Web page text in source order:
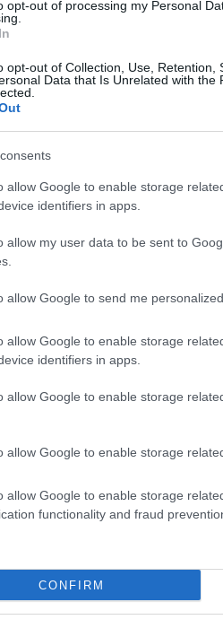
opt-out of processing my Personal
opt-out of Collection, Use, Retention,
Data that Is Unrelated with the
allow Google to enable storage
identifiers in apps.
allow my user data to be sent to
allow Google to send me
allow Google to enable storage
identifiers in apps.
allow Google to enable storage
allow Google to enable storage
allow Google to enable storage
functionality and fraud
CONFIRM
di essere stata la
lei, l’ha fatto Alfano e
una commissione,
molti
gettato nel cesso senza
di un giovane giurista
a lamentarsi per lo
riforma della
milanese, Gian Luigi
Presidente della
sulla prescrizione e ne fa
dalla Commissione
problema nato per un